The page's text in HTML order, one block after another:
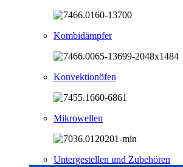
Kombidämpfer
Konvektionöfen
Mikrowellen
Untergestellen und Zubehören